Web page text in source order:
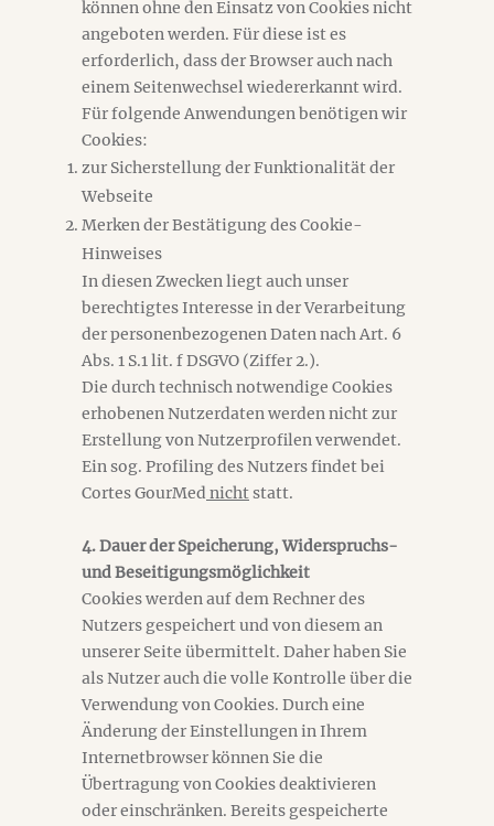
können ohne den Einsatz von Cookies nicht
angeboten werden. Für diese ist es
erforderlich, dass der Browser auch nach
einem Seitenwechsel wiedererkannt wird.
Für folgende Anwendungen benötigen wir
Cookies:
zur Sicherstellung der Funktionalität der
Webseite
Merken der Bestätigung des Cookie-
Hinweises
In diesen Zwecken liegt auch unser
berechtigtes Interesse in der Verarbeitung
der personenbezogenen Daten nach Art. 6
Abs. 1 S.1 lit. f DSGVO (Ziffer 2.).
Die durch technisch notwendige Cookies
erhobenen Nutzerdaten werden nicht zur
Erstellung von Nutzerprofilen verwendet.
Ein sog. Profiling des Nutzers findet bei
Cortes GourMed nichtstatt.
4. Dauer der Speicherung, Widerspruchs-
und Beseitigungsmöglichkeit
Cookies werden auf dem Rechner des
Nutzers gespeichert und von diesem an
unserer Seite übermittelt. Daher haben Sie
als Nutzer auch die volle Kontrolle über die
Verwendung von Cookies. Durch eine
Änderung der Einstellungen in Ihrem
Internetbrowser können Sie die
Übertragung von Cookies deaktivieren
oder einschränken. Bereits gespeicherte